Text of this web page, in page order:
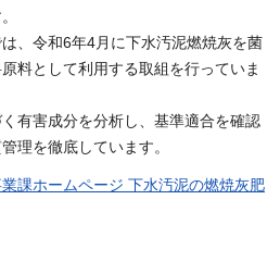
、令和6年4月に下水汚泥燃焼灰を菌
料として利用する取組を行っていま
有害成分を分析し、基準適合を確認
理を徹底しています。
課ホームページ 下水汚泥の燃焼灰肥